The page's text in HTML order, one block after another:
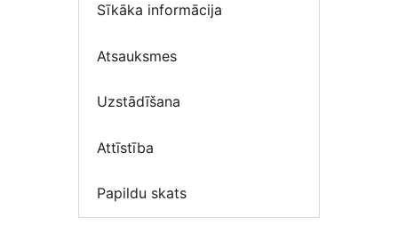
Sīkāka informācija
Atsauksmes
Uzstādīšana
Attīstība
Papildu skats